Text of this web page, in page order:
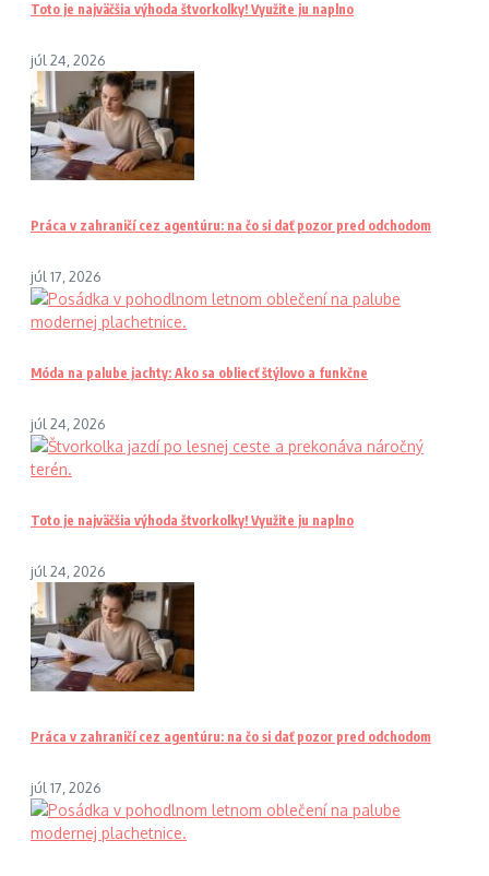
Toto je najväčšia výhoda štvorkolky! Využite ju naplno
júl 24, 2026
Práca v zahraničí cez agentúru: na čo si dať pozor pred odchodom
júl 17, 2026
Móda na palube jachty: Ako sa obliecť štýlovo a funkčne
júl 24, 2026
Toto je najväčšia výhoda štvorkolky! Využite ju naplno
júl 24, 2026
Práca v zahraničí cez agentúru: na čo si dať pozor pred odchodom
júl 17, 2026